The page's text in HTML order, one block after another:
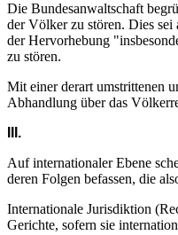
Die Bundesanwaltschaft
der Völker zu stören. Dies
der Hervorhebung
zu stören.
Mit einer derart umstrittenen
Abhandlung über das
III.
Auf internationaler Ebene
deren Folgen befassen, die
Internationale Jurisdiktion
Gerichte, sofern sie